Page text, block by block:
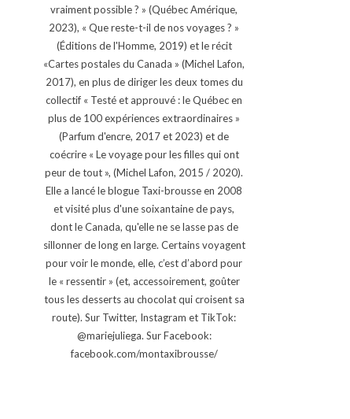
vraiment possible ? » (Québec Amérique,
2023), « Que reste-t-il de nos voyages ? »
(Éditions de l'Homme, 2019) et le récit
«Cartes postales du Canada » (Michel Lafon,
2017), en plus de diriger les deux tomes du
collectif « Testé et approuvé : le Québec en
plus de 100 expériences extraordinaires »
(Parfum d'encre, 2017 et 2023) et de
coécrire « Le voyage pour les filles qui ont
peur de tout », (Michel Lafon, 2015 / 2020).
Elle a lancé le blogue Taxi-brousse en 2008
et visité plus d'une soixantaine de pays,
dont le Canada, qu'elle ne se lasse pas de
sillonner de long en large. Certains voyagent
pour voir le monde, elle, c’est d’abord pour
le « ressentir » (et, accessoirement, goûter
tous les desserts au chocolat qui croisent sa
route). Sur Twitter, Instagram et TikTok:
@mariejuliega. Sur Facebook:
facebook.com/montaxibrousse/